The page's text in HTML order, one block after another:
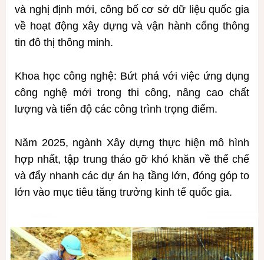
và nghị định mới, công bố cơ sở dữ liệu quốc gia
về hoạt động xây dựng và vận hành cổng thông
tin đô thị thông minh.
Khoa học công nghệ: Bứt phá với việc ứng dụng
công nghệ mới trong thi công, nâng cao chất
lượng và tiến độ các công trình trọng điểm.
Năm 2025, ngành Xây dựng thực hiện mô hình
hợp nhất, tập trung tháo gỡ khó khăn về thể chế
và đẩy nhanh các dự án hạ tầng lớn, đóng góp to
lớn vào mục tiêu tăng trưởng kinh tế quốc gia.